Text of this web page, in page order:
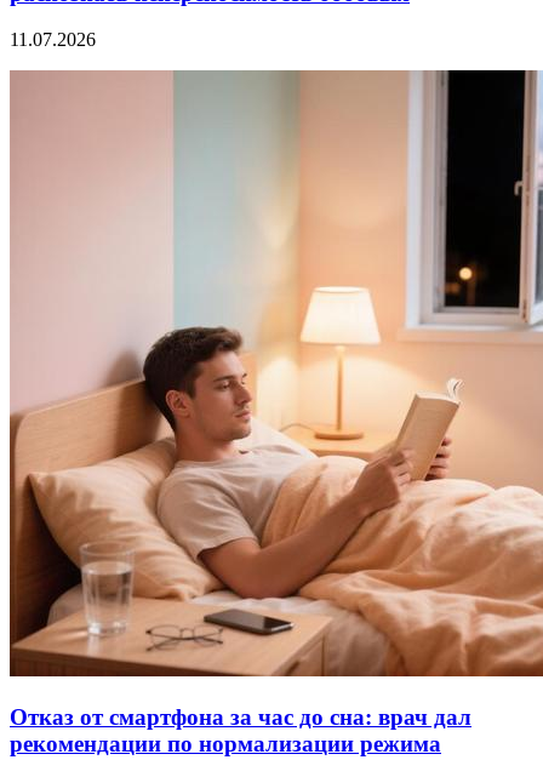
11.07.2026
Отказ от смартфона за час до сна: врач дал
рекомендации по нормализации режима